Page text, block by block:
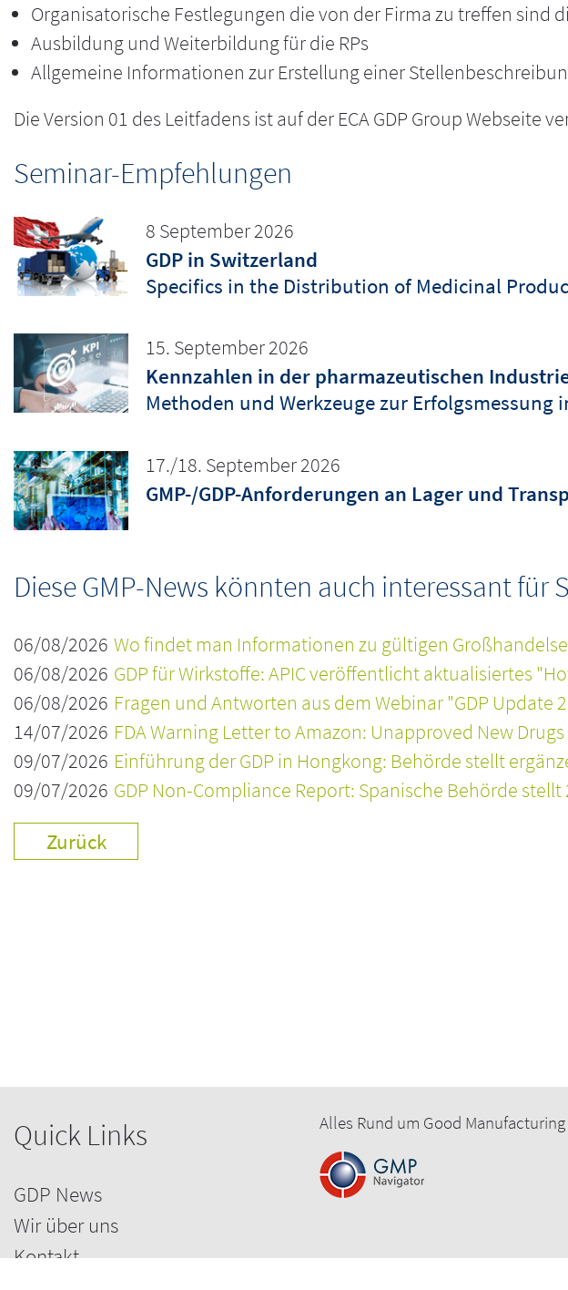
Organisatorische Festlegungen die von der Firma zu treffen sind
Ausbildung und Weiterbildung für die RPs
Allgemeine Informationen zur Erstellung einer
Die Version 01 des Leitfadens ist auf der ECA GDP Group
Seminar-Empfehlungen
8 September 2026
GDP in Switzerland
Specifics in the Distribution of Medicinal
15. September 2026
Kennzahlen in der pharmazeutischen
Methoden und Werkzeuge zur Erfolgsmessung
17./18. September 2026
GMP-/GDP-Anforderungen an Lager und
Diese GMP-News könnten auch interessant für
06/08/2026 Wo findet man Informationen zu gültigen
06/08/2026 GDP für Wirkstoffe: APIC veröffentlicht aktualisiertes
06/08/2026 Fragen und Antworten aus dem Webinar "GDP Update
14/07/2026 FDA Warning Letter to Amazon: Unapproved New
09/07/2026 Einführung der GDP in Hongkong: Behörde stellt
09/07/2026 GDP Non-Compliance Report: Spanische Behörde
Zurück
Quick Links
GDP News
Wir über uns
Kontakt
Alles Rund um Good